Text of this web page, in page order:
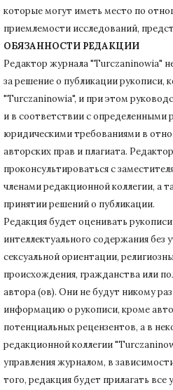
которые могут иметь место по
приемлемости исследований,
ОБЯЗАННОСТИ РЕДАКЦИИ
Редактор журнала "Turczaninowia"
за решение о публикации рукописи,
"Turczaninowia", и при этом
и в соответствии с определенными
юридическими требованиями в
авторских прав и плагиата.
проконсультироваться с
членами редакционной коллегии, а
принятии решений о публикации.
Редакция будет оценивать рукописи
интеллектуального содержания без
сексуальной ориентации,
происхождения, гражданства или
автора (ов). Они не будут никому
информацию о рукописи, кроме
потенциальных рецензентов, а в
редакционной коллегии
управления журналом, в
того, редакция будет прилагать все